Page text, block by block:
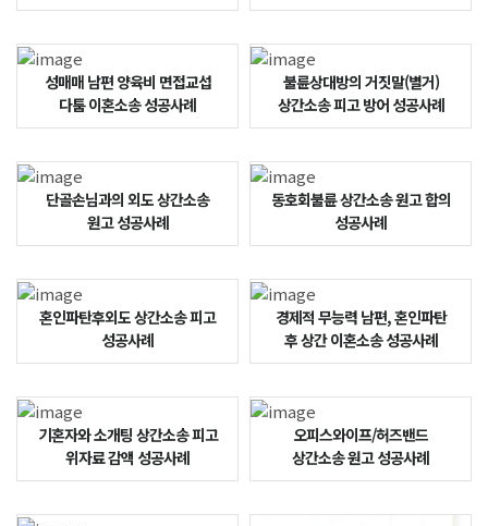
성매매 남편 양육비 면접교섭
다툼 이혼소송 성공사례
불륜상대방의 거짓말(별거)
상간소송 피고 방어 성공사례
단골손님과의 외도 상간소송
원고 성공사례
동호회불륜 상간소송 원고 합의
성공사례
혼인파탄후외도 상간소송 피고
성공사례
경제적 무능력 남편, 혼인파탄
후 상간 이혼소송 성공사례
기혼자와 소개팅 상간소송 피고
위자료 감액 성공사례
오피스와이프/허즈밴드
상간소송 원고 성공사례